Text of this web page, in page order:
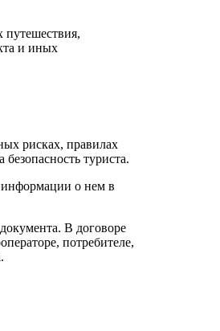
путешествия,
и иных
рисках, правилах
туриста.
информации о нем в
В договоре
потребителе,